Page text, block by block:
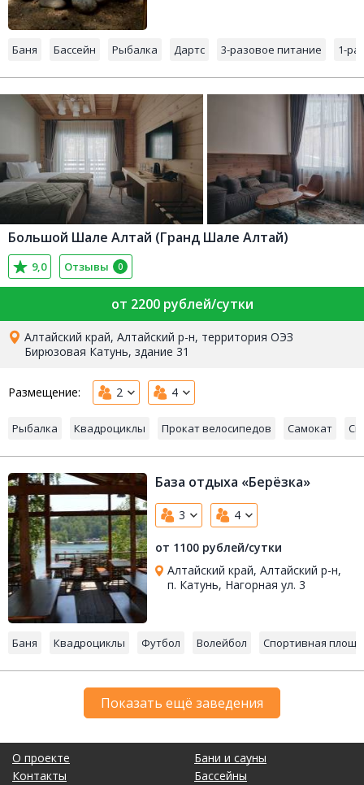
Баня Бассейн Рыбалка Дартс 3-разовое питание 1-
Большой Шале Алтай (Гранд Шале Алтай)
9,0 Отзывы 0
от 2200 рублей/сутки
Алтайский край, Алтайский р-н, территория ОЭЗ
Бирюзовая Катунь, здание 31
Размещение: 2 4
Рыбалка Квадроциклы Прокат велосипедов Самокат
База отдыха «Берёзка»
3 4
от 1100 рублей/сутки
Алтайский край, Алтайский р-н,
п. Катунь, Нагорная ул. 3
Баня Квадроциклы Футбол Волейбол Спортивная
Показать ещё заведения
О проекте
Контакты
Бани и сауны
Бассейны